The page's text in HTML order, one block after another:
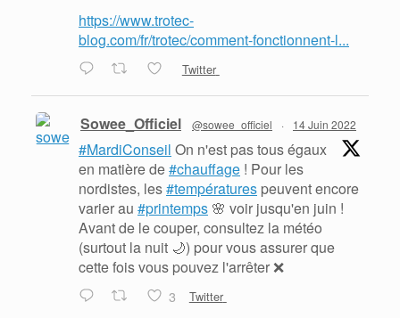
https://www.trotec-
blog.com/fr/trotec/comment-fonctionnent-l...
Twitter
Sowee_Officiel @sowee_officiel · 14 Juin 2022
#MardiConseil On n'est pas tous égaux
en matière de#chauffage ! Pour les
nordistes, les#températures peuvent encore
varier au #printemps 🌸 voir jusqu'en juin !
Avant de le couper, consultez la météo
(surtout la nuit 🌙) pour vous assurer que
cette fois vous pouvez l'arrêter ❌
3 Twitter